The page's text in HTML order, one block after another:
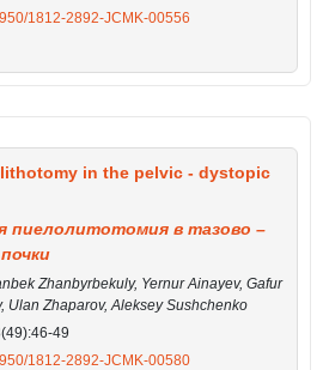
1812-2892-JCMK-00556
in the pelvic - dystopic
пиелолитотомия в тазово –
Zhanbyrbekuly, Yernur Ainayev, Gafur
Ulan Zhaparov, Aleksey Sushchenko
49
1812-2892-JCMK-00580